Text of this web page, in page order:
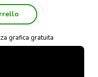
grafica gratuita